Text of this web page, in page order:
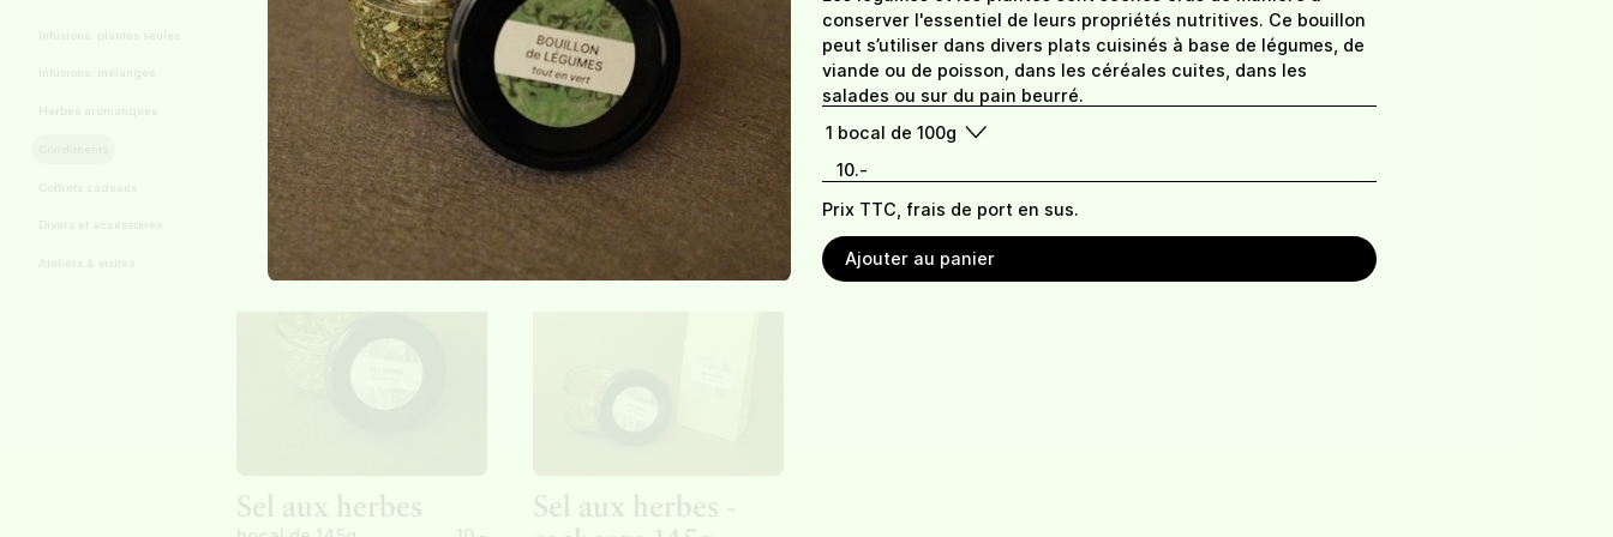
Infusions: plantes seules
Infusions: mélanges
Herbes aromatiques
Coffrets cadeaux
Divers et accessoires
Ateliers & visites
Bouillon de
légumes - tout en
vert
bocal de 100g 10.-
Herbes à salade
sachet de 15g 8,50
Herbes à soupe
sachet de 30g 8,50
Herbes
aromatiques -
Sel aux herbes
Sel aux herbes -
Condimentsconserver l'essentiel de leurs propriétés nutritives. Ce bouillon
peut s’utiliser dans divers plats cuisinés à base de légumes, de
viande ou de poisson, dans les céréales cuites, dans les
salades ou sur du pain beurré.
1 bocal de 100g
10.-
Prix TTC, frais de port en sus.
Ajouter au panier